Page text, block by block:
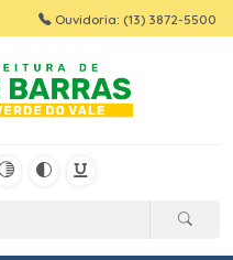
Ouvidoria: (13) 3872-5500